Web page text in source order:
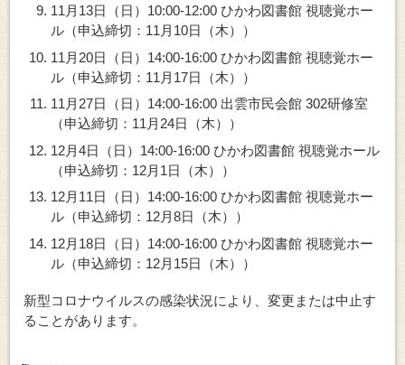
11月13日（日）10:00-12:00 ひかわ図書館 視聴覚ホー
ル（申込締切：11月10日（木））
11月20日（日）14:00-16:00 ひかわ図書館 視聴覚ホー
ル（申込締切：11月17日（木））
11月27日（日）14:00-16:00 出雲市民会館 302研修室
（申込締切：11月24日（木））
12月4日（日）14:00-16:00 ひかわ図書館 視聴覚ホール
（申込締切：12月1日（木））
12月11日（日）14:00-16:00 ひかわ図書館 視聴覚ホー
ル（申込締切：12月8日（木））
12月18日（日）14:00-16:00 ひかわ図書館 視聴覚ホー
ル（申込締切：12月15日（木））
新型コロナウイルスの感染状況により、変更または中止す
ることがあります。